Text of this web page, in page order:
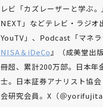
レビ「カズレーザーと学ぶ
NEXT」などテレビ・ラジ
YouTV」、Podcast「マネ
NISA＆iDeCo 』（成美堂出
冊超、累計200万部。日本年
士。日本証券アナリスト協
会研究会員。X（＠